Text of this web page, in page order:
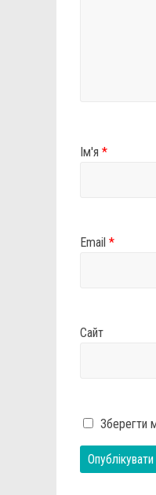
Ім'я *
Email *
Сайт
Зберегти